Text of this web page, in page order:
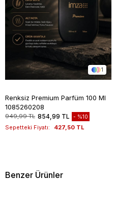
1
Renksiz Premium Parfüm 100 Ml
1085260208
949,99 TL 854,99 TL %10
Sepetteki Fiyatı: 427,50 TL
Benzer Ürünler